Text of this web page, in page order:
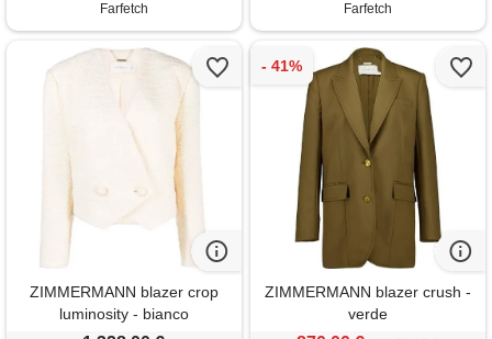
Farfetch
Farfetch
ZIMMERMANN blazer crop
luminosity - bianco
ZIMMERMANN blazer crush -
verde